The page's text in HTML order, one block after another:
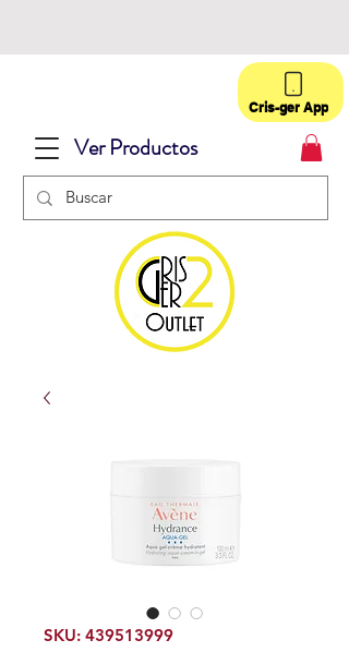
Ver Productos
Cris-ger App
SKU: 439513999